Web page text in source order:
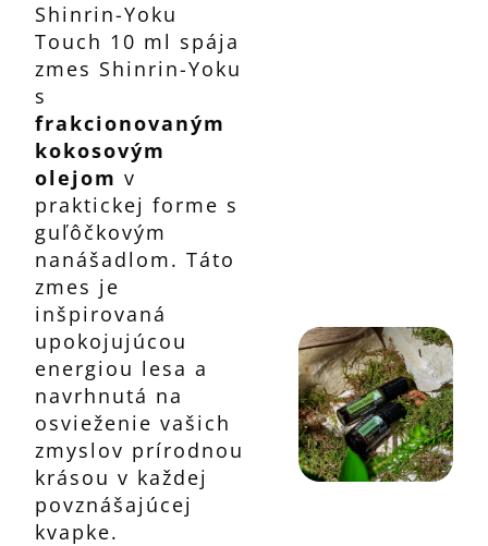
Shinrin-Yoku
Touch 10 ml spája
zmes Shinrin-Yoku
s
frakcionovaným
kokosovým
olejom v
praktickej forme s
guľôčkovým
nanášadlom. Táto
zmes je
inšpirovaná
upokojujúcou
energiou lesa a
navrhnutá na
osvieženie vašich
zmyslov prírodnou
krásou v každej
povznášajúcej
kvapke.